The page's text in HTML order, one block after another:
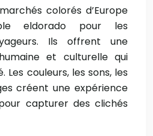
colorés d’Europe
eldorado pour les
Ils offrent une
et culturelle qui
Les couleurs, les sons, les
créent une expérience
capturer des clichés